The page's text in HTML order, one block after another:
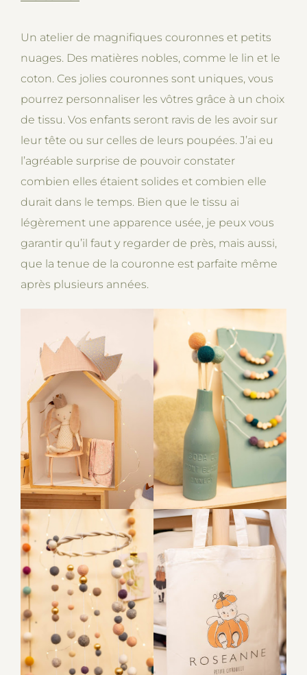
Un atelier de magnifiques couronnes et petits
nuages. Des matières nobles, comme le lin et le
coton. Ces jolies couronnes sont uniques, vous
pourrez personnaliser les vôtres grâce à un choix
de tissu. Vos enfants seront ravis de les avoir sur
leur tête ou sur celles de leurs poupées. J’ai eu
l’agréable surprise de pouvoir constater
combien elles étaient solides et combien elle
durait dans le temps. Bien que le tissu ai
légèrement une apparence usée, je peux vous
garantir qu’il faut y regarder de près, mais aussi,
que la tenue de la couronne est parfaite même
après plusieurs années.